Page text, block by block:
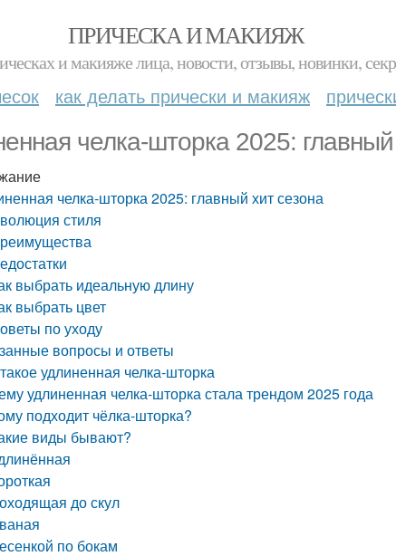
ПРИЧЕСКА И МАКИЯЖ
и макияже лица, новости, отзывы, новинки,
как делать прически и макияж
челка-шторка 2025: главный
челка-шторка 2025: главный хит сезона
стиля
выбрать идеальную длину
выбрать цвет
по уходу
вопросы и ответы
удлиненная челка-шторка
удлиненная челка-шторка стала трендом 2025 года
подходит чёлка-шторка?
виды бывают?
до скул
по бокам